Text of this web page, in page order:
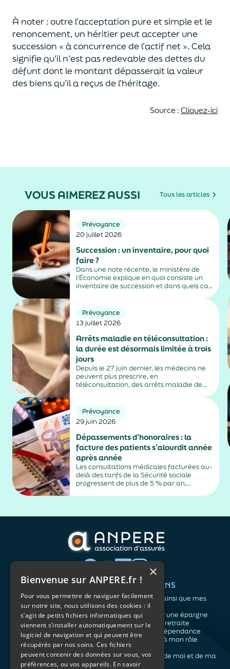
À noter : outre l’acceptation pure et simple et le
renoncement, un héritier peut accepter une
succession « à concurrence de l’actif net ». Cela
signifiequ’il n’est pas redevable des dettes du
défunt dont le montant dépasserait la valeur
des biens qu’il a reçus de l’héritage.
Source : Cliquez-ici
VOUS AIMEREZ AUSSI Tous les articles
Prévoyance
20 juillet 2026
Succession : un inventaire, pour quoi
faire ?
Dans une note récente, le ministère de
l’Économie explique en quoi consiste un
inventaire de succession et dans quels cas
Prévoyance
13 juillet 2026
Arrêts maladie en téléconsultation :
la durée est désormais limitée à trois
jours
Depuis le 27 juin dernier, les médecins ne
peuvent plus prescrire, en
téléconsultation, des arrêts maladie de
sociales et fiscales, s'inscrit dans un
durcissement plus...
Prévoyance
29 juin 2026
Dépassements d’honoraires : la
facture des patients s’alourdit année
après année
Les consultations médicales facturées au-
delà des tarifs de la Sécurité sociale
progressent de plus de 5 % par an,
alimentés par la montée en puissance des
QUI SOMMES-NOUS ?
L'association
Notre organisation
L’équipe
Les atouts du contrat
associatif
VOS BESOINS
Me protéger ainsi que mes
proches
Me constituer une épargne
Préparer ma retraite
Anticiper la dépendance
Me préparer à mon rôle
d'aidant
Prendre soin de moi et de ma
santé
×
Bienvenue sur ANPERE.fr !
Pour vous permettre de naviguer facilement
sur notre site, nous utilisons des cookies : il
s’agit de petits fichiers informatiques qui
viennent s’installer automatiquement sur le
logiciel de navigation et qui peuvent être
récupérés par nos soins. Ces fichiers
peuvent contenir des données sur vous, vos
préférences, ou vos appareils. En savoir